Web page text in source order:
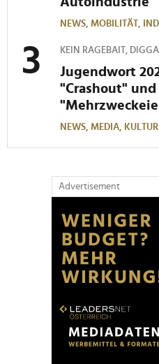
NEWS, MOBILITÄT,
KEIN RAGEBAIT,
Jugendwort
"Crashout"
NEWS, MEDIA, KULTUR
Advertisement